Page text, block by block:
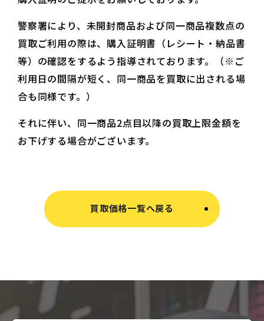
警察署により、未開封商品および同一商品複数点の
買取ご利用の際は、購入証明書（レシート・納品書
等）の確認をするよう指導されております。（※ご
利用日の間隔が短く、同一商品を買取に出される場
合も同様です。）
それに伴い、同一商品2点目以降の買取上限金額を
お下げする場合がございます。
買取価格一覧へ戻る